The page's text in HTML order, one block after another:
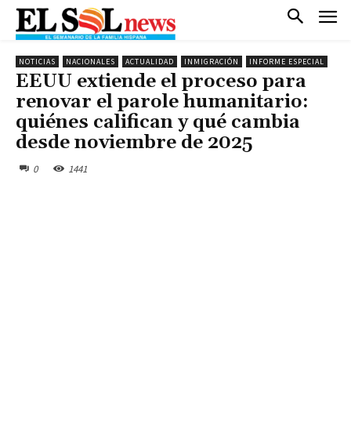
NOTICIAS NACIONALES ACTUALIDAD INMIGRACIÓN INFORME ESPECIAL
EEUU extiende el proceso para
renovar el parole humanitario:
quiénes califican y qué cambia
desde noviembre de 2025
0 1441